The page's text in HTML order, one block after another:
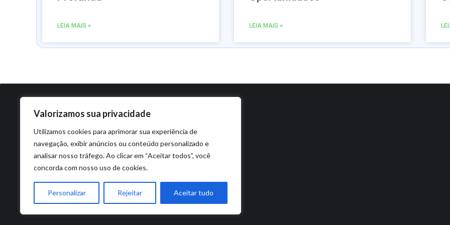
Valorizamos sua privacidade
Utilizamos cookies para aprimorar sua experiência de
navegação, exibir anúncios ou conteúdo personalizado e
analisar nosso tráfego. Ao clicar em “Aceitar todos”, você
concorda com nosso uso de cookies.
Personalizar Rejeitar Aceitar tudo
LEIA MAIS » LEIA MAIS »